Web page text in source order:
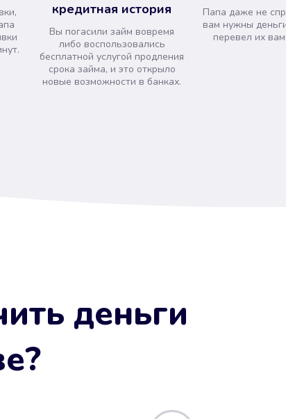
кредитная история
Вы погасили займ вовремя
либо воспользовались
бесплатной услугой продления
срока займа, и это открыло
новые возможности в банках.
Папа даже не
вам нужны
перевел их
деньги
?